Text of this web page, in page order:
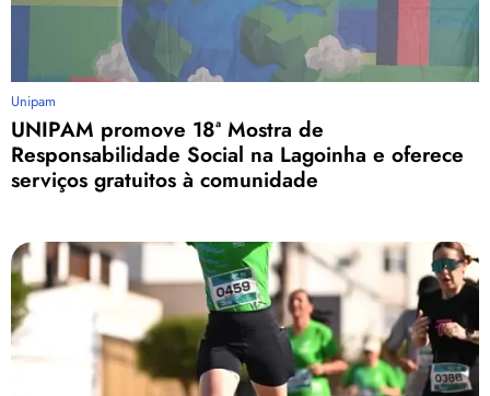
Unipam
UNIPAM promove 18ª Mostra de
Responsabilidade Social na Lagoinha e oferece
serviços gratuitos à comunidade